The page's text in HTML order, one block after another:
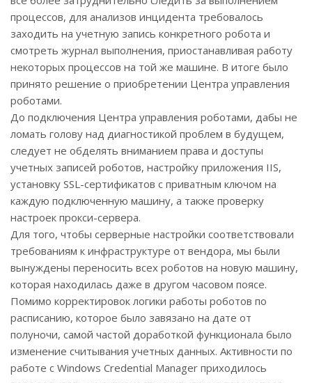
процессов, для анализов инцидента требовалось
заходить на учетную запись конкретного робота и
смотреть журнал выполнения, приостанавливая работу
некоторых процессов на той же машине. В итоге было
принято решение о приобретении Центра управления
роботами.
До подключения Центра управления роботами, дабы не
ломать голову над диагностикой проблем в будущем,
следует не обделять вниманием права и доступы
учетных записей роботов, настройку приложения IIS,
установку SSL-сертификатов с приватным ключом на
каждую подключенную машину, а также проверку
настроек прокси-сервера.
Для того, чтобы серверные настройки соответствовали
требованиям к инфраструктуре от вендора, мы были
вынуждены переносить всех роботов на новую машину,
которая находилась даже в другом часовом поясе.
Помимо корректировок логики работы роботов по
расписанию, которое было завязано на дате от
полуночи, самой частой доработкой функционала было
изменение считывания учетных данных. Активности по
работе с Windows Credential Manager приходилось